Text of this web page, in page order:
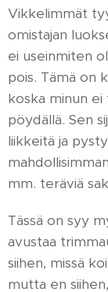
Vikkelimmät
omistajan
ei useinmiten
pois. Tämä on
koska minun
pöydällä. Sen
liikkeitä ja
mm. teräviä
Tässä on syy
avustaa
siihen, missä
mutta en